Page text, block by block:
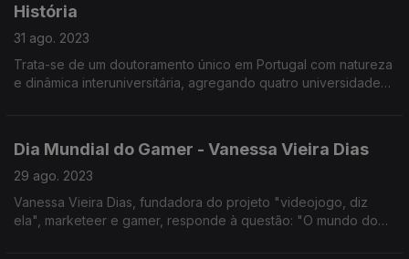
História
31 ago. 2023
Trata-se de um doutoramento único em Portugal com natureza
e dinâmica interuniversitária, agregando quatro universidades
Dia Mundial do Gamer - Vanessa Vieira Dias
29 ago. 2023
Vanessa Vieira Dias, fundadora do projeto "videojogo, diz
ela", marketeer e gamer, responde à questão: "O mundo do